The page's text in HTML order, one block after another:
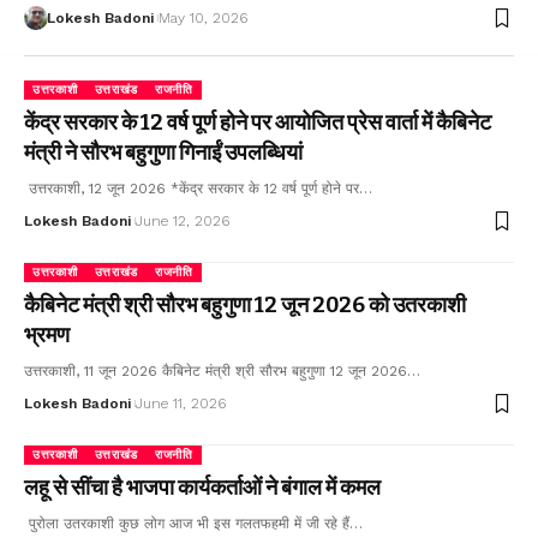
Lokesh Badoni May 10, 2026
उत्तरकाशी उत्तराखंड राजनीति
केंद्र सरकार के 12 वर्ष पूर्ण होने पर आयोजित प्रेस वार्ता में कैबिनेट
मंत्री ने सौरभ बहुगुणा गिनाईं उपलब्धियां
उत्तरकाशी, 12 जून 2026 *केंद्र सरकार के 12 वर्ष पूर्ण होने पर…
Lokesh Badoni June 12, 2026
उत्तरकाशी उत्तराखंड राजनीति
कैबिनेट मंत्री श्री सौरभ बहुगुणा 12 जून 2026 को उतरकाशी
भ्रमण
उत्तरकाशी, 11 जून 2026 कैबिनेट मंत्री श्री सौरभ बहुगुणा 12 जून 2026…
Lokesh Badoni June 11, 2026
उत्तरकाशी उत्तराखंड राजनीति
लहू से सींचा है भाजपा कार्यकर्ताओं ने बंगाल में कमल
पुरोला उतरकाशी कुछ लोग आज भी इस गलतफहमी में जी रहे हैं…